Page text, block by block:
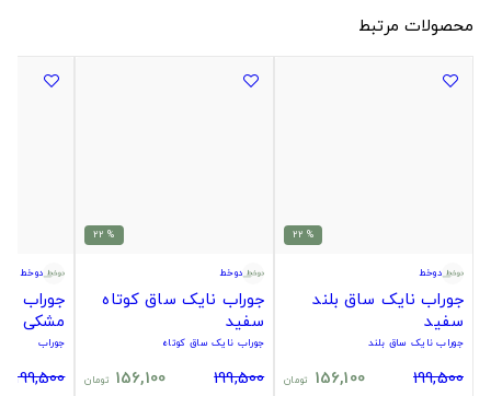
محصولات مرتبط
% 22
دوخط
جوراب نایک ساق بلند
سفید
جوراب نایک ساق بلند
199,500
156,100 تومان
% 22
دوخط
جوراب نایک ساق کوتاه
سفید
جوراب نایک ساق کوتاه
199,500
156,100 تومان
دوخط
جوراب
مشکی
جوراب
199,500